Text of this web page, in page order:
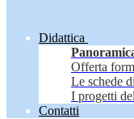
Didattica
Offerta
Le schede
I progetti
Contatti